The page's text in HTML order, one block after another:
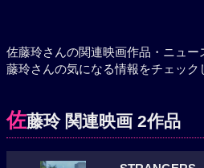
佐藤玲さんの関連映画作品・ニュ
藤玲さんの気になる情報をチェック
佐藤玲 関連映画 2作品